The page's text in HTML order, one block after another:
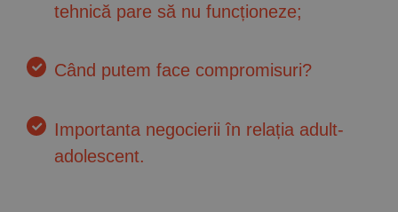
tehnică pare să nu funcționeze;
Când putem face compromisuri?
Importanta negocierii în relația adult-
adolescent.